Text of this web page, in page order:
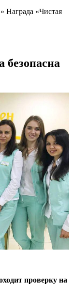
» Награда «Чистая
безопасна
проверку на